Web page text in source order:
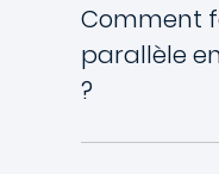
Comment
parallèle
?